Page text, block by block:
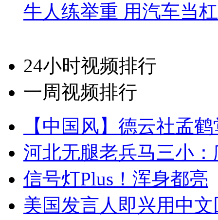
牛人练举重 用汽车当
24小时视频排行
一周视频排行
【中国风】德云社孟
河北无腿老兵马三小
信号灯Plus！浑身都亮
美国发言人即兴用中